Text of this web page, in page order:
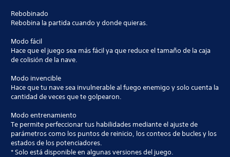
Rebobinado
Rebobina la partida cuando y donde quieras.
Modo fácil
Hace que el juego sea más fácil ya que reduce el tamaño de la caja
de colisión de la nave.
Modo invencible
Hace que tu nave sea invulnerable al fuego enemigo y solo cuenta la
cantidad de veces que te golpearon.
Modo entrenamiento
Te permite perfeccionar tus habilidades mediante el ajuste de
parámetros como los puntos de reinicio, los conteos de bucles y los
estados de los potenciadores.
* Solo está disponible en algunas versiones del juego.